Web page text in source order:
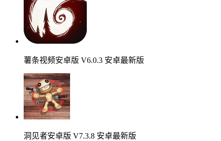
薯条视频安卓版 V6.0.3 安卓最新版
洞见者安卓版 V7.3.8 安卓最新版